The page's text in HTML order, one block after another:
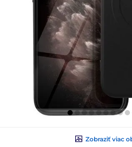
Zobraziť viac